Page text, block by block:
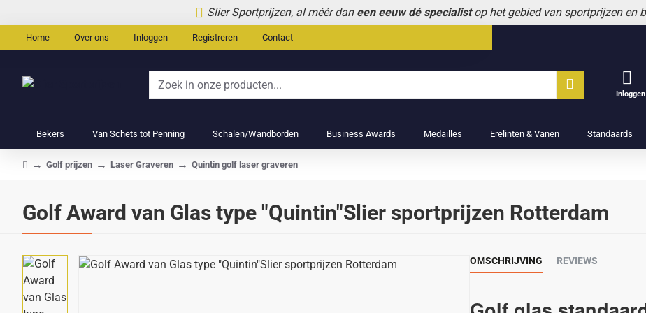
Slier Sportprijzen, al méér dan een eeuw dé specialistop het gebied van sportprijzen en
Home Over ons Inloggen Registreren Contact
Zoek
producten...
Inloggen
Bekers Van Schets tot Penning Schalen/Wandborden Business Awards Medailles Erelinten & Vanen Standaards
Golf Award van Glas type "Quintin"Slier sportprijzen Rotterdam
Golf prijzen Laser Graveren Quintin golf laser graveren
OMSCHRIJVING REVIEWS